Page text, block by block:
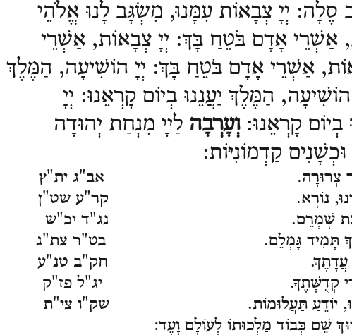
סֶלָה: יְיָ צְבָאוֹת עִמָּנוּ, מִשְׂגָּב לָנוּ אֱלֹהֵי
אַשְׁרֵי אָדָם בֹּטֵחַ בָּךְ: יְיָ צְבָאוֹת, אַשְׁרֵי
אַשְׁרֵי אָדָם בֹּטֵחַ בָּךְ: יְיָ הוֹשִׁיעָה, הַמֶּלֶךְ
הוֹשִׁיעָה, הַמֶּלֶךְ יַעֲנֵנוּ בְיוֹם קָרְאֵנוּ: יְיָ
בְיוֹם קָרְאֵנוּ:וְעָרְבָה לַײָ מִנְחַת יְהוּדָה
קַדְמוֹנִיּוֹת:
תַּתִּיר צְרוּרָה. אב"ג ית"ץ
טַהֲרֵנוּ, נוֹרָא. קר"ע שט"ן
כְּבָבַת שָׁמְרֵם. נג"ד יכ"ש
צִדְקָתְךָ תָּמִיד גָּמְלֵם. בט"ר צת"ג
טוּבְךָ נַהֵל עֲדָתֶךָ. חק"ב טנ"ע
פְּנֵה, זוֹכְרֵי קְדֻשָּׁתֶךָ. יג"ל פז"ק
יוֹדֵעַ תַּעֲלוּמוֹת. שק"ו צי"ת
שֵׁם כְּבוֹד מַלְכוּתוֹ לְעוֹלָם וָעֶד: